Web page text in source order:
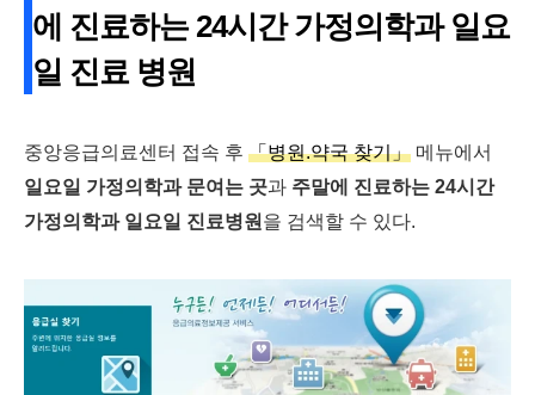
에 진료하는 24시간 가정의학과 일요
일 진료 병원
중앙응급의료센터 접속 후 「병원.약국 찾기」 메뉴에서
일요일 가정의학과 문여는 곳과 주말에 진료하는 24시간
가정의학과 일요일 진료병원 을 검색할 수 있다.